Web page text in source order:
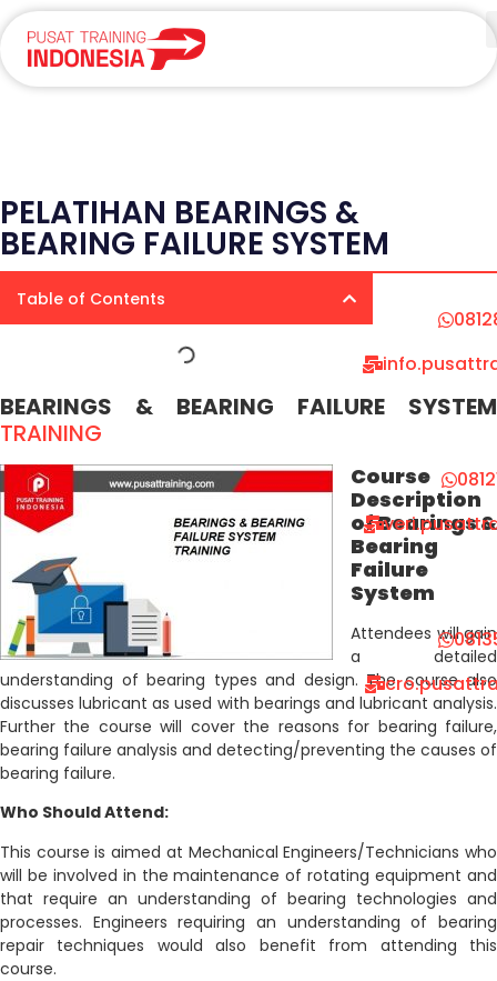
PELATIHAN BEARINGS &
BEARING FAILURE SYSTEM
Table of Contents
BEARINGS & BEARING FAILURE SYSTEM
TRAINING
Course
Description
of Bearings &
Bearing
Failure
System
Attendees will gain
a detailed
understanding of bearing types and design. The course also
discusses lubricant as used with bearings and lubricant analysis.
Further the course will cover the reasons for bearing failure,
bearing failure analysis and detecting/preventing the causes of
bearing failure.
Who Should Attend:
This course is aimed at Mechanical Engineers/Technicians who
will be involved in the maintenance of rotating equipment and
that require an understanding of bearing technologies and
processes. Engineers requiring an understanding of bearing
repair techniques would also benefit from attending this
course.